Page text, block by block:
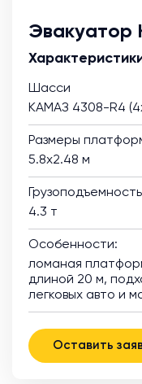
Эвакуатор
Шасси
КАМАЗ 4308-R4
Размеры
5.8х2.48 м
4.3 т
Особенности:
ломаная
длиной 20 м,
легковых авто и
Оставить